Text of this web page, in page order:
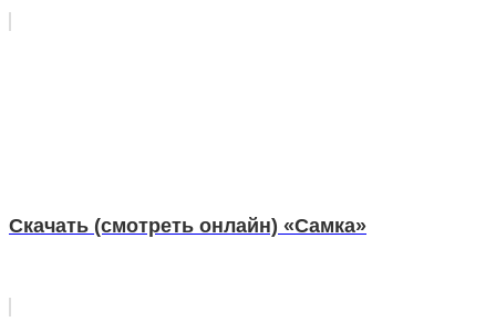
Скачать (смотреть онлайн) «Самка»